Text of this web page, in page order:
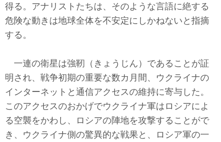
得る。アナリストたちは、そのような言語に絶する
危険な動きは地球全体を不安定にしかねないと指摘
する。
一連の衛星は強靭（きょうじん）であることが証
明され、戦争初期の重要な数カ月間、ウクライナの
インターネットと通信アクセスの維持に寄与した。
このアクセスのおかげでウクライナ軍はロシアによ
る空襲をかわし、ロシアの陣地を攻撃することがで
き、ウクライナ側の驚異的な戦果と、ロシア軍の一